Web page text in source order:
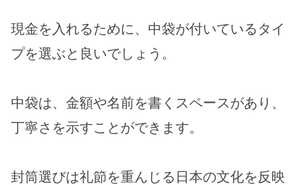
現金を入れるために、中袋が付いているタイ
プを選ぶと良いでしょう。
中袋は、金額や名前を書くスペースがあり、
丁寧さを示すことができます。
封筒選びは礼節を重んじる日本の文化を反映